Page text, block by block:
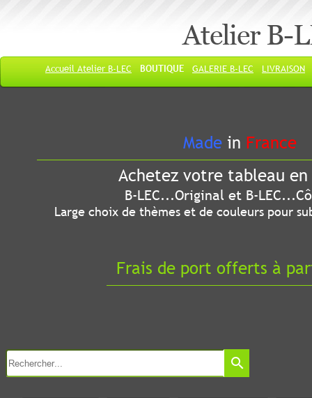
Atelier B-
Accueil Atelier B-LEC BOUTIQUE GALERIE B-LEC LIVRAISON
Made in France
Achetez votre tableau
B-LEC...Original et B-
Large choix de thèmes et de couleurs pour
Frais de port offerts à
search